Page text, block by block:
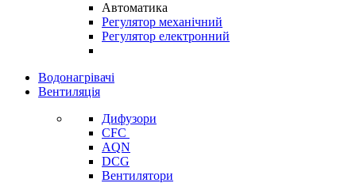
Автоматика
Регулятор механічний
Регулятор електронний
Водонагрівачі
Вентиляція
Дифузори
CFC
AQN
DCG
Вентилятори